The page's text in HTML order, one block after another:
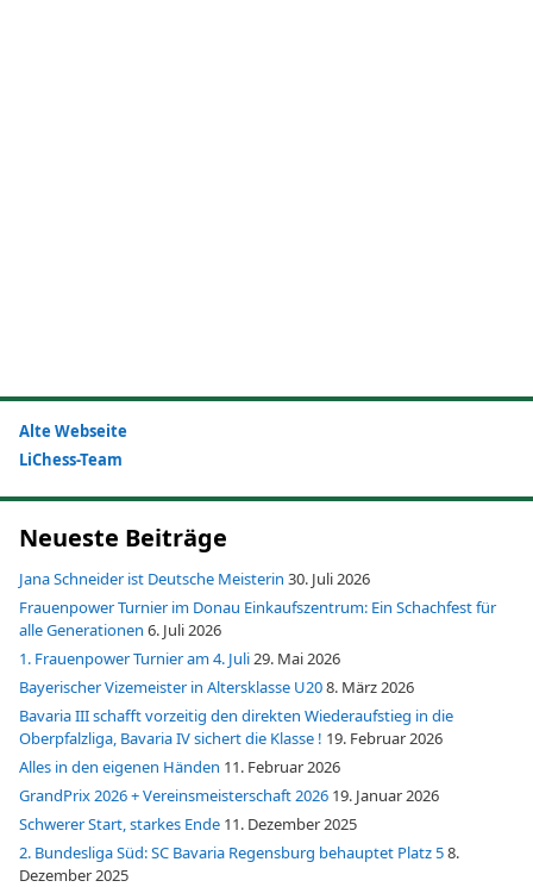
Alte Webseite
LiChess-Team
Neueste Beiträge
Jana Schneider ist Deutsche Meisterin 30. Juli 2026
Frauenpower Turnier im Donau Einkaufszentrum: Ein Schachfest für
alle Generationen 6. Juli 2026
1. Frauenpower Turnier am 4. Juli 29. Mai 2026
Bayerischer Vizemeister in Altersklasse U208. März 2026
Bavaria III schafft vorzeitig den direkten Wiederaufstieg in die
Oberpfalzliga, Bavaria IV sichert die Klasse ! 19. Februar 2026
Alles in den eigenen Händen 11. Februar 2026
GrandPrix 2026 + Vereinsmeisterschaft 2026 19. Januar 2026
Schwerer Start, starkes Ende 11. Dezember 2025
2. Bundesliga Süd: SC Bavaria Regensburg behauptet Platz 58.
Dezember 2025